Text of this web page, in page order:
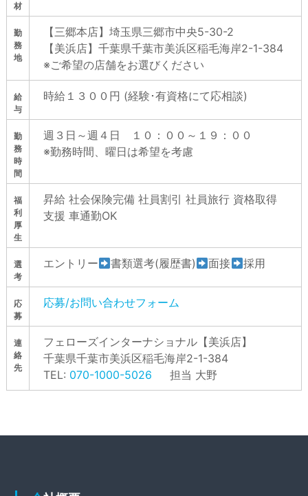
材
勤
務
地
【三郷本店】埼玉県三郷市中央5-30-2
【美浜店】千葉県千葉市美浜区稲毛海岸2-1-384
※ご希望の店舗をお選びください
給
与
時給１３００円 (経験･有資格にて応相談)
勤
務
時
間
週３日～週４日 １０：００～１９：００
※勤務時間、曜日は希望を考慮
福
利
厚
生
昇給 社会保険完備 社員割引 社員旅行 資格取得
支援 車通勤OK
選
考
エントリー 書類選考(履歴書) 面接 採用
応
募
応募/お問い合わせフォーム
連
絡
先
フェローズインターナショナル【美浜店】
千葉県千葉市美浜区稲⽑海岸2-1-384
TEL: 070-1000-5026 担当 大野